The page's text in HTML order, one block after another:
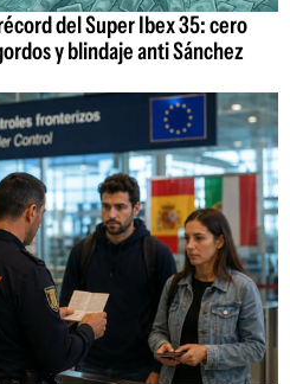
del Super Ibex 35: cero
y blindaje anti Sánchez